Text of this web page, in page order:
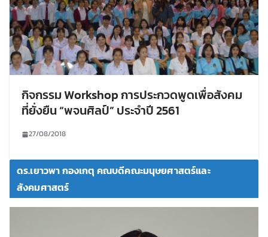
กิจกรรม Workshop การประกวดพูดเพื่อสังคม
ที่ยั่งยืน “พจนศิลป์” ประจำปี 2561
27/08/2018
ดร.เยาวพา กองเกตุ คณบดีคณะมนุษยศาสตร์และ
สังคมศาสตร์